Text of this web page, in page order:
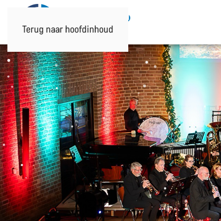
Terug naar hoofdinhoud